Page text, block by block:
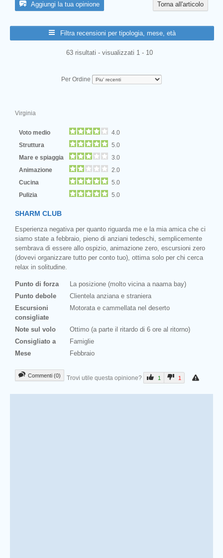
Aggiungi la tua opinione Torna all'articolo
Filtra recensioni per tipologia, mese, età
63 risultati - visualizzati 1 - 10
Per Ordine
Virginia
Voto medio
4.0
Struttura
5.0
Mare e spiaggia
3.0
Animazione
2.0
Cucina
5.0
Pulizia
5.0
SHARM CLUB
Esperienza negativa per quanto riguarda me e la mia amica che ci
siamo state a febbraio, pieno di anziani tedeschi, semplicemente
sembrava di essere allo ospizio, animazione zero, escursioni zero
(dovevi organizzare tutto per conto tuo), ottima solo per chi cerca
relax in solitudine.
Punto di forza
La posizione (molto vicina a naama bay)
Punto debole
Clientela anziana e straniera
Escursioni
consigliate
Motorata e cammellata nel deserto
Note sul volo
Ottimo (a parte il ritardo di 6 ore al ritorno)
Consigliato a
Famiglie
Mese
Febbraio
Commenti (0) Trovi utile questa opinione? 1 1